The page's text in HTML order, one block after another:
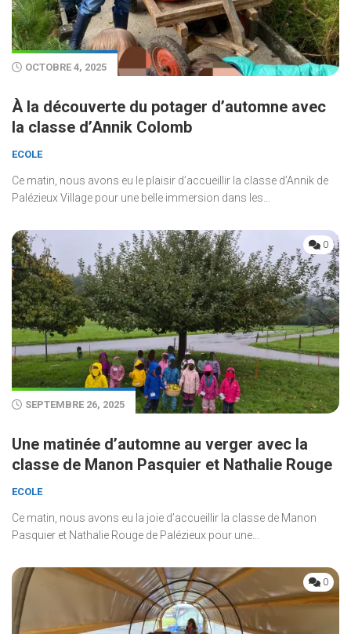
OCTOBRE 4, 2025
À la découverte du potager d’automne avec
la classe d’Annik Colomb
ECOLE
Ce matin, nous avons eu le plaisir d’accueillir la classe d’Annik de
Palézieux Village pour une belle immersion dans les...
0
SEPTEMBRE 26, 2025
Une matinée d’automne au verger avec la
classe de Manon Pasquier et Nathalie Rouge
ECOLE
Ce matin, nous avons eu la joie d’accueillir la classe de Manon
Pasquier et Nathalie Rouge de Palézieux pour une...
0